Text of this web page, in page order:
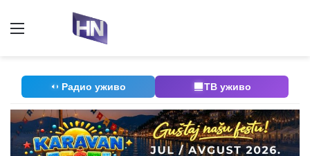
Радио уживо ТВ уживо